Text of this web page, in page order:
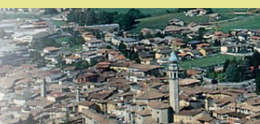
Salta
al
contenuto
principale